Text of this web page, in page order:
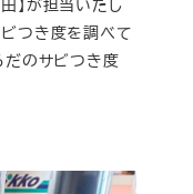
ビつき度を調べて
だのサビつき度